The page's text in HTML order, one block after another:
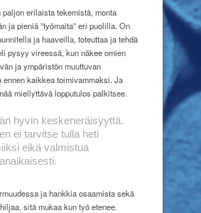
paljon erilaista tekemistä, monta
ja pieniä ”työmaita” eri puolilla. On
ja haaveilla, toteuttaa ja tehdä
pysyy vireessä, kun näkee omien
ja ympäristön muuttuvan
kaikkea toimivammaksi. Ja
miellyttävä lopputulos palkitsee.
hyvin keskeneräisyyttä.
ei tarvitse tulla heti
eikä valmistua
ja hankkia osaamista sekä
sitä mukaa kun työ etenee.